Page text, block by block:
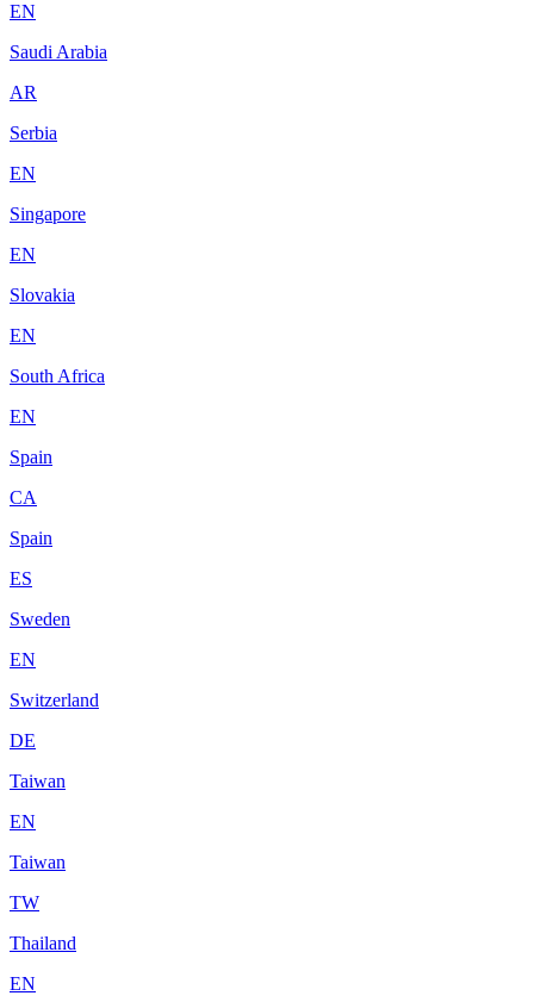
EN
Saudi Arabia
AR
Serbia
EN
Singapore
EN
Slovakia
EN
South Africa
EN
Spain
CA
Spain
ES
Sweden
EN
Switzerland
DE
Taiwan
EN
Taiwan
TW
Thailand
EN